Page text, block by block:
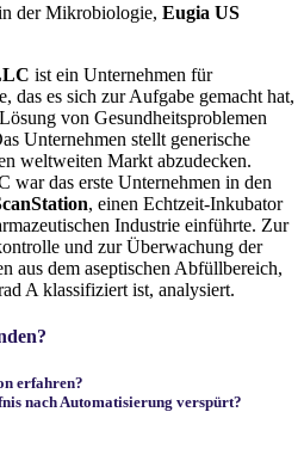
der Mikrobiologie, Eugia US
ist ein Unternehmen für
das es sich zur Aufgabe gemacht hat,
von Gesundheitsproblemen
Unternehmen stellt generische
weltweiten Markt abzudecken.
das erste Unternehmen in den
, einen Echtzeit-Inkubator
Industrie einführte. Zur
und zur Überwachung der
aus dem aseptischen Abfüllbereich,
A klassifiziert ist, analysiert.
erfahren?
nach Automatisierung verspürt?